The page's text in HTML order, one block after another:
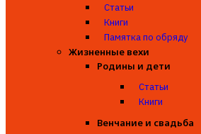
Статьи
Книги
Памятка по обряду
Жизненные вехи
Родины и дети
Статьи
Книги
Венчание и свадьба